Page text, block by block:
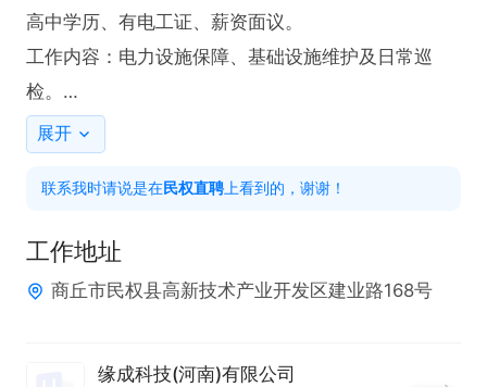
高中学历、有电工证、薪资面议。
工作内容：电力设施保障、基础设施维护及日常巡
检。
福利待遇：
2、公司提供食宿；
4、购买社保；
展开
联系我时请说是在民权直聘 上看到的，谢谢！
工作地址
商丘市民权县高新技术产业开发区建业路168号
缘成科技(河南)有限公司